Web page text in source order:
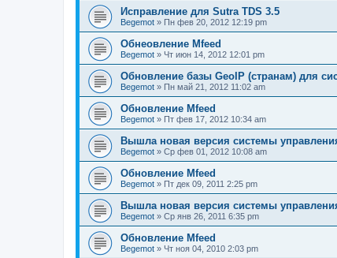
Исправление для Sutra TDS 3.5
Begemot » Пн фев 20, 2012 12:19 pm
Обнеовление Mfeed
Begemot » Чт июн 14, 2012 12:01 pm
Обновление базы GeoIP (странам) для
Begemot » Пн май 21, 2012 11:02 am
Обновление Mfeed
Begemot » Пт фев 17, 2012 10:34 am
Вышла новая версия системы
Begemot » Ср фев 01, 2012 10:08 am
Обновление Mfeed
Begemot » Пт дек 09, 2011 2:25 pm
Вышла новая версия системы
Begemot » Ср янв 26, 2011 6:35 pm
Обновление Mfeed
Begemot » Чт ноя 04, 2010 2:03 pm